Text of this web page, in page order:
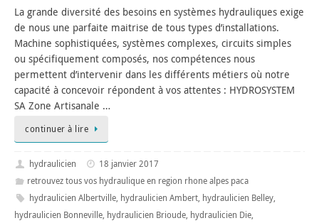
La grande diversité des besoins en systèmes hydrauliques exige
de nous une parfaite maitrise de tous types d’installations.
Machine sophistiquées, systèmes complexes, circuits simples
ou spécifiquement composés, nos compétences nous
permettent d’intervenir dans les différents métiers où notre
capacité à concevoir répondent à vos attentes : HYDROSYSTEM
SA Zone Artisanale …
continuer à lire
hydraulicien
18 janvier 2017
retrouvez tous vos hydraulique en region rhone alpes paca
hydraulicien Albertville, hydraulicien Ambert, hydraulicien Belley,
hydraulicien Bonneville, hydraulicien Brioude, hydraulicien Die,